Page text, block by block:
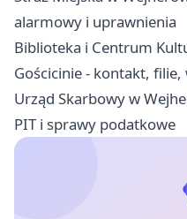
alarmowy i uprawnienia
Biblioteka i Centrum
Gościcinie - kontakt, filie,
Urząd Skarbowy w
PIT i sprawy podatkowe